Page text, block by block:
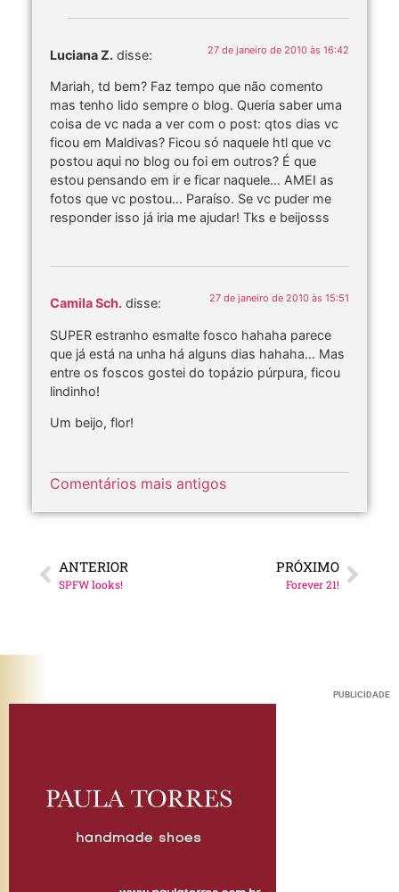
Luciana Z. disse: 27 de janeiro de 2010 às 16:42
Mariah, td bem? Faz tempo que não comento
mas tenho lido sempre o blog. Queria saber uma
coisa de vc nada a ver com o post: qtos dias vc
ficou em Maldivas? Ficou só naquele htl que vc
postou aqui no blog ou foi em outros? É que
estou pensando em ir e ficar naquele… AMEI as
fotos que vc postou… Paraíso. Se vc puder me
responder isso já iria me ajudar! Tks e beijosss
Camila Sch. disse: 27 de janeiro de 2010 às 15:51
SUPER estranho esmalte fosco hahaha parece
que já está na unha há alguns dias hahaha… Mas
entre os foscos gostei do topázio púrpura, ficou
lindinho!
Um beijo, flor!
Comentários mais antigos
ANTERIOR
SPFW looks!
PRÓXIMO
Forever 21!
PUBLICIDADE